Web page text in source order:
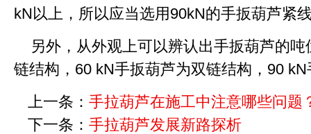
kN以上，所以应当选用90kN的手扳葫芦紧
另外，从外观上可以辨认出手扳葫芦的
链结构，60 kN手扳葫芦为双链结构，90
上一条： 手拉葫芦在施工中注意哪些问题
下一条： 手拉葫芦发展新路探析